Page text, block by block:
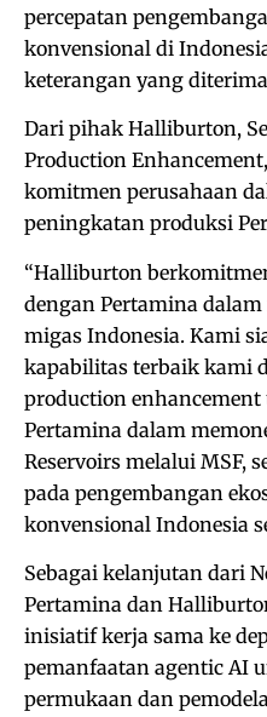
percepatan
konvensional di
keterangan yang
Dari pihak Halliburton,
Production
komitmen perusahaan
peningkatan produksi
“Halliburton
dengan Pertamina
migas Indonesia. Kami
kapabilitas terbaik kami
production
Pertamina dalam
Reservoirs melalui MSF,
pada pengembangan
konvensional Indonesia
Sebagai kelanjutan dari
Pertamina dan
inisiatif kerja sama ke
pemanfaatan agentic AI
permukaan dan